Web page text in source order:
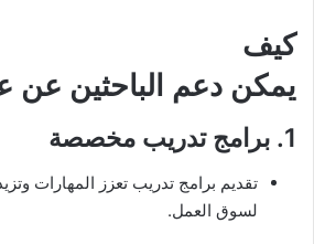
كيف
يمكن دعم الباحثين عن
1. برامج تدريب مخصصة
تقديم برامج تدريب تعزز المهارات
لسوق العمل.